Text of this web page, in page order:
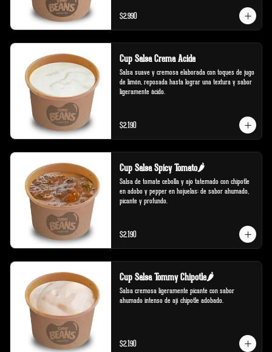
$2.990
Cup Salsa Crema Acida
Salsa suave y cremosa elaborada con toques de jugo
de limón, reposada hasta lograr una textura y sabor
ligeramente ácido.
$2.190
Cup Salsa Spicy Tomato🌶️
Salsa de tomate cebolla y ajo tatemado con chipotle
en adobo y pepper en hojuelas; de sabor ahumado,
picante y profundo.
$2.190
Cup Salsa Tommy Chipotle🌶️
Salsa cremosa ligeramente picante con sabor
ahumado intenso de ají chipotle adobado.
$2.190